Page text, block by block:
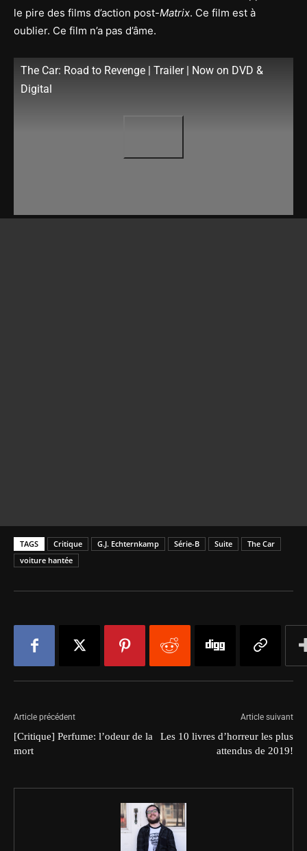
le pire des films d’action post-Matrix. Ce film est à
oublier. Ce film n’a pas d’âme.
The Car: Road to Revenge | Trailer | Now on DVD &
Digital
TAGS Critique G.J. Echternkamp Série-B Suite
The Car
voiture hantée
Article précédent
[Critique] Perfume: l’odeur de la
mort
Article suivant
Les 10 livres d’horreur les plus
attendus de 2019!